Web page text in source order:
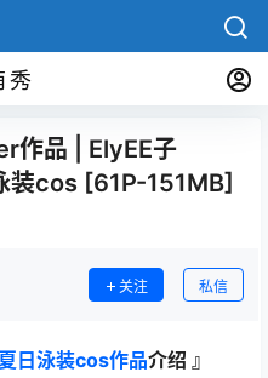
秀
作品 | ElyEE子
装cos [61P-151MB]
关注 私信
日泳装cos作品介绍 』